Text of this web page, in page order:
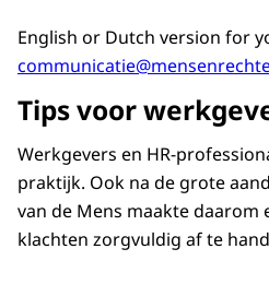
English or Dutch version for
Tips voor
Werkgevers en HR-
praktijk. Ook na de grote
van de Mens maakte
klachten zorgvuldig af te